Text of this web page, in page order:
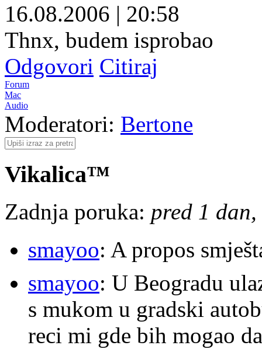
16.08.2006 | 20:58
Thnx, budem isprobao
Odgovori Citiraj
Forum
Mac
Audio
Moderatori: Bertone
Vikalica™
Zadnja poruka: pred 1
smayoo: A propos
smayoo: U Beogradu
s mukom u gradski
reci mi gde bih mogao